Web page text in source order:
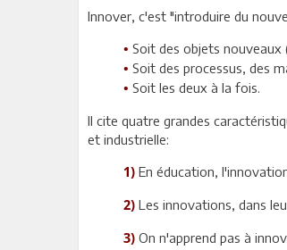
Innover, c'est "introduire du
• Soit des objets nouveaux
• Soit des processus, des
• Soit les deux à la fois.
Il cite quatre grandes
et industrielle:
1) En éducation,
2) Les innovations, dans
3) On n'apprend pas à